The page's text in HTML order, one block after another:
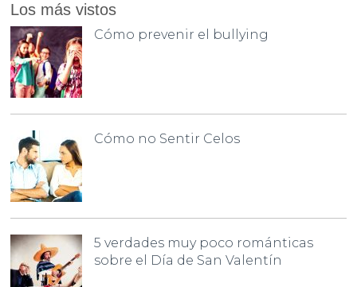
Los más vistos
Cómo prevenir el bullying
Cómo no Sentir Celos
5 verdades muy poco románticas
sobre el Día de San Valentín